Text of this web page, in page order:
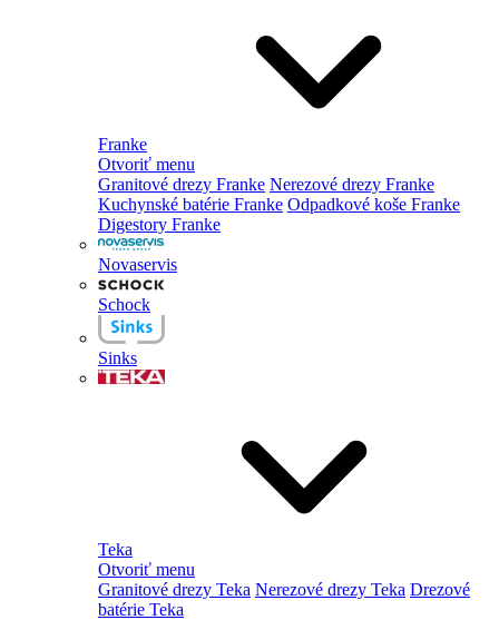
Franke
Otvoriť menu
Granitové drezy Franke Nerezové drezy Franke
Kuchynské batérie Franke Odpadkové koše Franke
Digestory Franke
Novaservis
Schock
Sinks
Teka
Otvoriť menu
Granitové drezy Teka Nerezové drezy Teka Drezové
batérie Teka